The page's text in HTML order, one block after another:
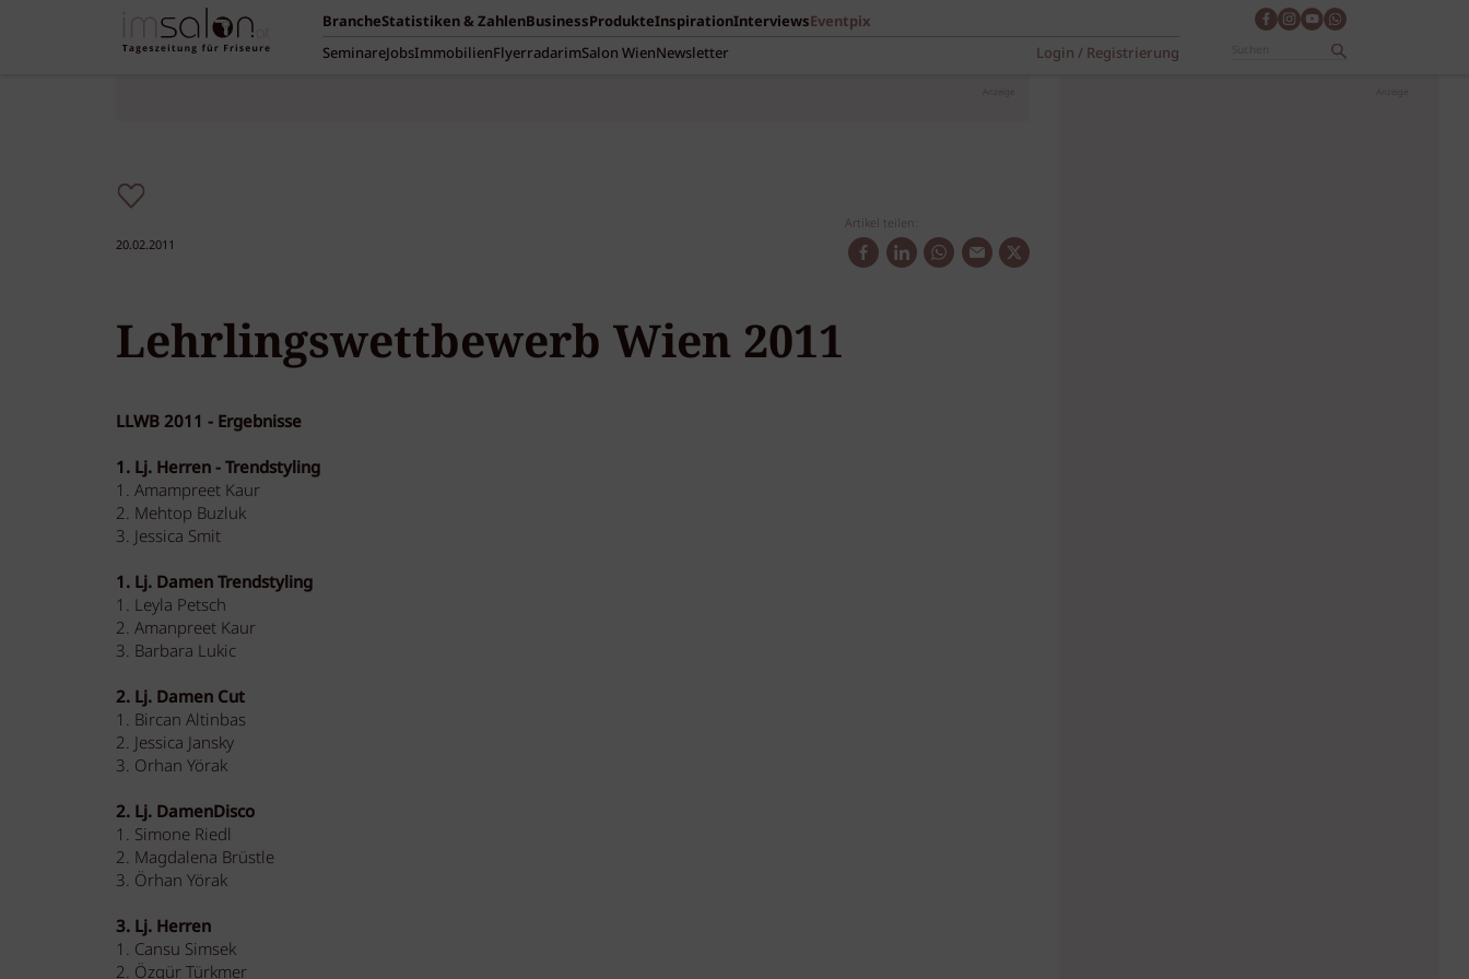
BrancheStatistiken & ZahlenBusinessProdukteInspirationInterviewsEventpix
SeminareJobsImmobilienFlyerradarimSalon WienNewsletter Login / Registrierung
Anzeige
20.02.2011
Artikel teilen:
Lehrlingswettbewerb Wien 2011
LLWB 2011 - Ergebnisse
1. Lj. Herren - Trendstyling
1. Amampreet Kaur
2. Mehtop Buzluk
3. Jessica Smit
1. Lj. Damen Trendstyling
1. Leyla Petsch
2. Amanpreet Kaur
3. Barbara Lukic
2. Lj. Damen Cut
1. Bircan Altinbas
2. Jessica Jansky
3. Orhan Yörak
2. Lj. DamenDisco
1. Simone Riedl
2. Magdalena Brüstle
3. Örhan Yörak
3. Lj. Herren
1. Cansu Simsek
2. Özgür Türkmer
Anzeige